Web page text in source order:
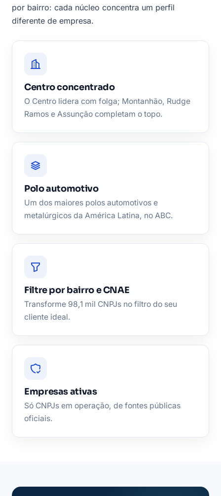
por bairro: cada núcleo concentra um perfil
diferente de empresa.
Centro concentrado
O Centro lidera com folga; Montanhão, Rudge
Ramos e Assunção completam o topo.
Polo automotivo
Um dos maiores polos automotivos e
metalúrgicos da América Latina, no ABC.
Filtre por bairro e CNAE
Transforme 98,1 mil CNPJs no filtro do seu
cliente ideal.
Empresas ativas
Só CNPJs em operação, de fontes públicas
oficiais.